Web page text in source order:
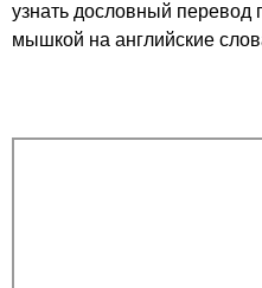
узнать дословный перевод
мышкой на английские